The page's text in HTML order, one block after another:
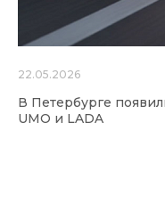
22.05.2026
В Петербурге
UMO и LADA